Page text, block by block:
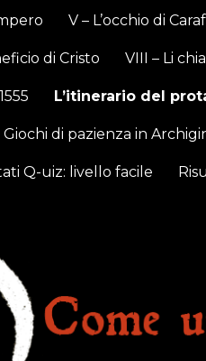
V – L’occhio di
di Cristo VIII – Li
L’itinerario del
Giochi di pazienza in
Q-uiz: livello facile